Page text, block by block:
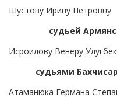
Шустову Ирину Петровну
судьей
Исроилову Венеру
судьями
Атаманюка Германа